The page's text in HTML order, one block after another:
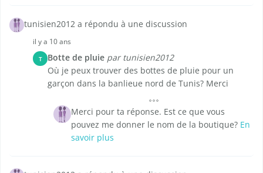
tunisien2012 a répondu à une discussion
il y a 10 ans
T Botte de pluie par tunisien2012
Où je peux trouver des bottes de pluie pour un
garçon dans la banlieue nord de Tunis? Merci
Merci pour ta réponse. Est ce que vous
pouvez me donner le nom de la boutique? En
savoir plus